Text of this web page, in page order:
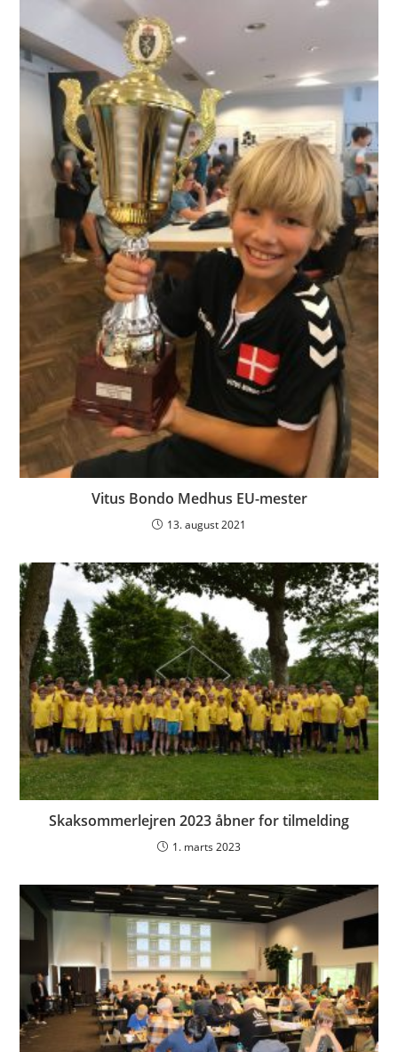
Vitus Bondo Medhus EU-mester
13. august 2021
Skaksommerlejren 2023 åbner for tilmelding
1. marts 2023